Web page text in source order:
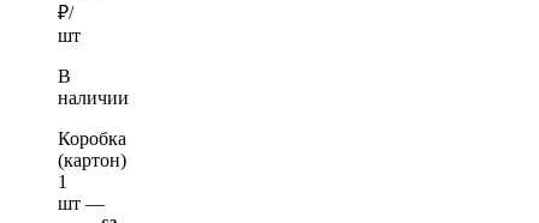
₽/
шт
В
наличии
Коробка
(картон)
1
шт —